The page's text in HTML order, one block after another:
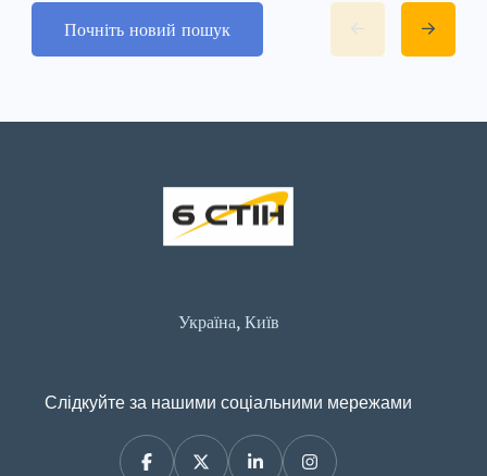
Почніть новий пошук
Україна, Київ
Слідкуйте за нашими соціальними мережами